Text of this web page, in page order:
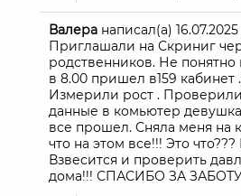
Валера написал(а) 16.07.2025
Приглашали на Скриниг
родственников. Не понятно
в 8.00 пришел в159 кабинет
Измерили рост .
данные в комьютер
все прошел. Сняла меня на
что на этом все!!! Это
Взвесится и проверить
дома!!! СПАСИБО ЗА